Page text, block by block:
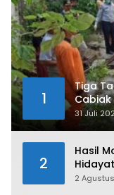
1
Tiga
Cabiak
Atensi
31 Juli
2
Hasil
2